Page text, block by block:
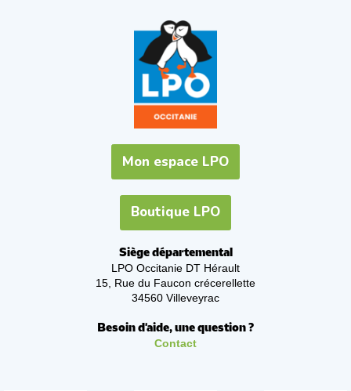
Mon espace LPO
Boutique LPO
Siège départemental
LPO Occitanie DT Hérault
15, Rue du Faucon crécerellette
34560 Villeveyrac
Besoin d'aide, une question ?
Contact